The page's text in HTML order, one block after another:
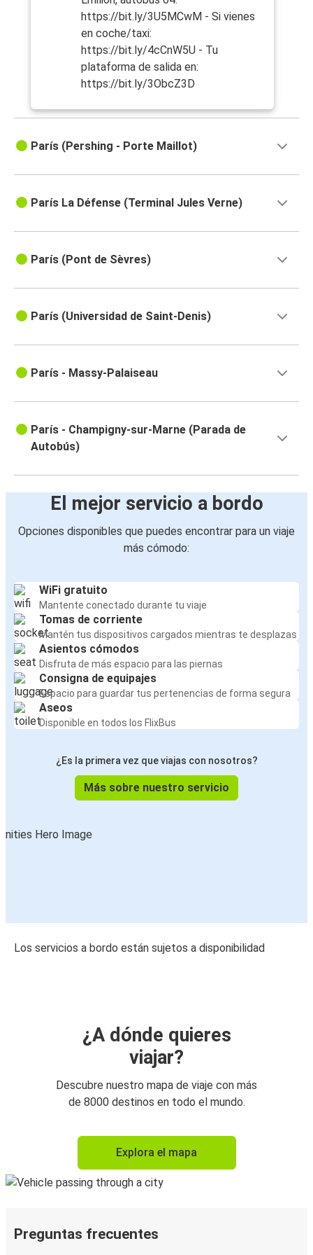
https://bit.ly/3U5MCwM - Si vienes
en coche/taxi:
https://bit.ly/4cCnW5U - Tu
plataforma de salida en:
https://bit.ly/3ObcZ3D
París (Pershing - Porte Maillot)
París La Défense (Terminal Jules Verne)
París (Pont de Sèvres)
París (Universidad de Saint-Denis)
París - Massy-Palaiseau
París - Champigny-sur-Marne (Parada de
Autobús)
El mejor servicio a bordo
Opciones disponibles que puedes encontrar para un viaje
más cómodo:
WiFi gratuito
Mantente conectado durante tu viaje
Tomas de corriente
Mantén tus dispositivos cargados mientras te desplazas
Asientos cómodos
Disfruta de más espacio para las piernas
Consigna de equipajes
Espacio para guardar tus pertenencias de forma segura
Aseos
Disponible en todos los FlixBus
¿Es la primera vez que viajas con nosotros?
Más sobre nuestro servicio
Los servicios a bordo están sujetos a disponibilidad
¿A dónde quieres
viajar?
Descubre nuestro mapa de viaje con más
de 8000 destinos en todo el mundo.
Explora el mapa
Preguntas frecuentes